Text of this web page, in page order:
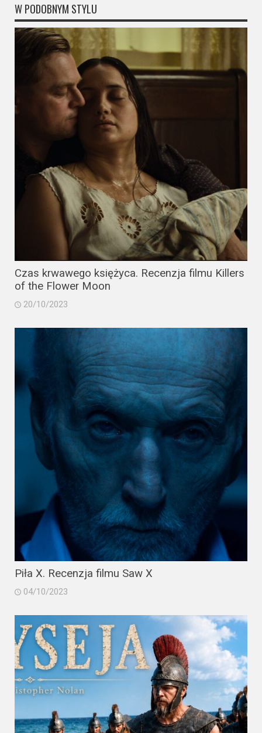
W PODOBNYM STYLU
Czas krwawego księżyca. Recenzja filmu Killers
of the Flower Moon
20/10/2023
Piła X. Recenzja filmu Saw X
04/10/2023